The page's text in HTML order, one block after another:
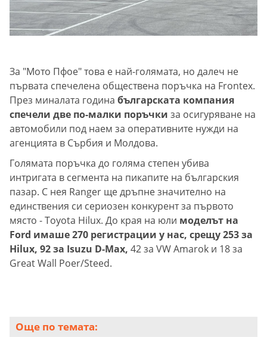
За "Мото Пфое" това е най-голямата, но далеч не
първата спечелена обществена поръчка на Frontex.
През миналата година българската компания
спечели две по-малки поръчки за осигуряване на
автомобили под наем за оперативните нужди на
агенцията в Сърбия и Молдова.
Голямата поръчка до голяма степен убива
интригата в сегмента на пикапите на българския
пазар. С нея Ranger ще дръпне значително на
единствения си сериозен конкурент за първото
място - Toyota Hilux. До края на юли моделът на
Ford имаше 270 регистрации у нас, срещу 253 за
Hilux, 92 за Isuzu D-Max, 42 за VW Amarok и 18 за
Great Wall Poer/Steed.
Още по темата: